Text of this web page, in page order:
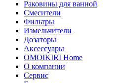
Раковины для ванной
Смесители
Фильтры
Измельчители
Дозаторы
Аксессуары
OMOIKIRI Home
О компании
Сервис